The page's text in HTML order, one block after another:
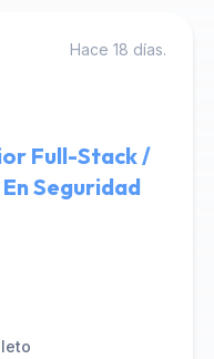
Hace 18 días.
Full-Stack /
Seguridad